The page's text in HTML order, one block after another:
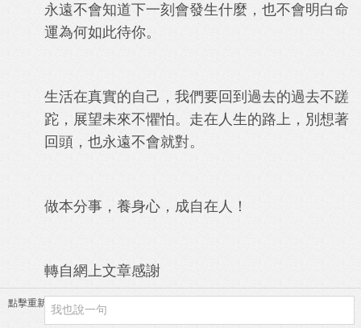
永遠不會知道下一刻會發生什麼，也不會明白命
運為何如此待你。
生活在真實的自己，我們要回到過去的過去不蹉
跎，展望未來不懼怕。走在人生的路上，別想著
回頭，也永遠不會就對。
做本分事，養身心，成自在人！
轉自網上文章感謝
點擊重新加載